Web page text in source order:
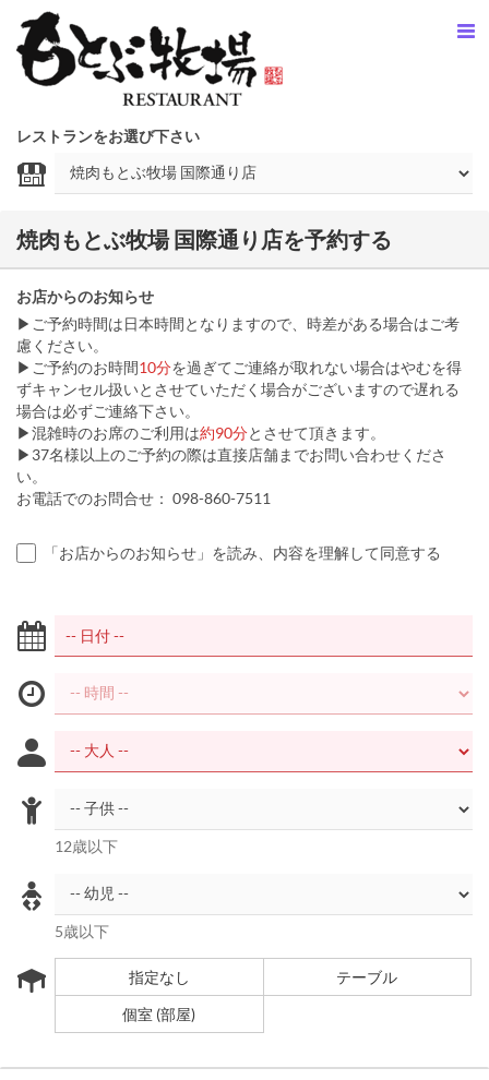
レストランをお選び下さい
焼肉もとぶ牧場 国際通り店を予約する
お店からのお知らせ
▶ご予約時間は日本時間となりますので、時差がある場合はご考
慮ください。
▶ご予約のお時間10分を過ぎてご連絡が取れない場合はやむを得
ずキャンセル扱いとさせていただく場合がございますので遅れる
場合は必ずご連絡下さい。
▶混雑時のお席のご利用は約90分とさせて頂きます。
▶37名様以上のご予約の際は直接店舗までお問い合わせくださ
い。
お電話でのお問合せ： 098-860-7511
「お店からのお知らせ」を読み、内容を理解して同意する
12歳以下
5歳以下
指定なし
テーブル
個室 (部屋)